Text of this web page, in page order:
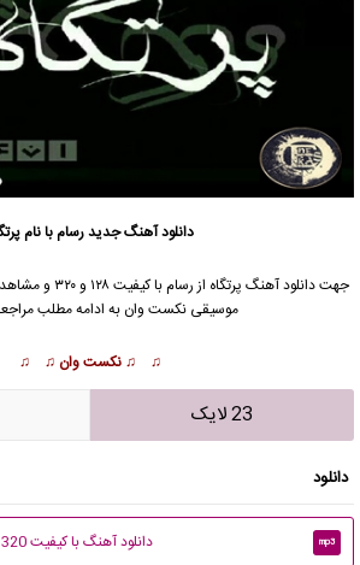
دانلود آهنگ جدیدرسامبا نام
جهت دانلود آهنگ پرتگاه از رسام
با کیفیت
موسیقی نکست وان به ادامه مطلب
♫ ♫ نکست وان ♫ ♫
23 لایک
دانلود
mp3 دانلود آهنگ با کیفیت 320